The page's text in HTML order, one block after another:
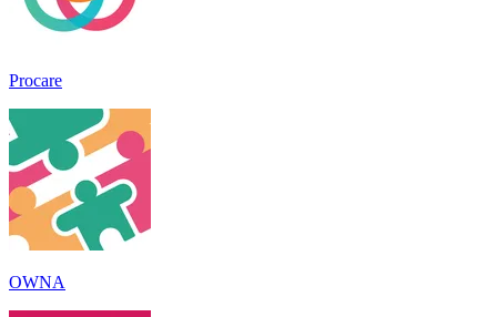
Procare
OWNA